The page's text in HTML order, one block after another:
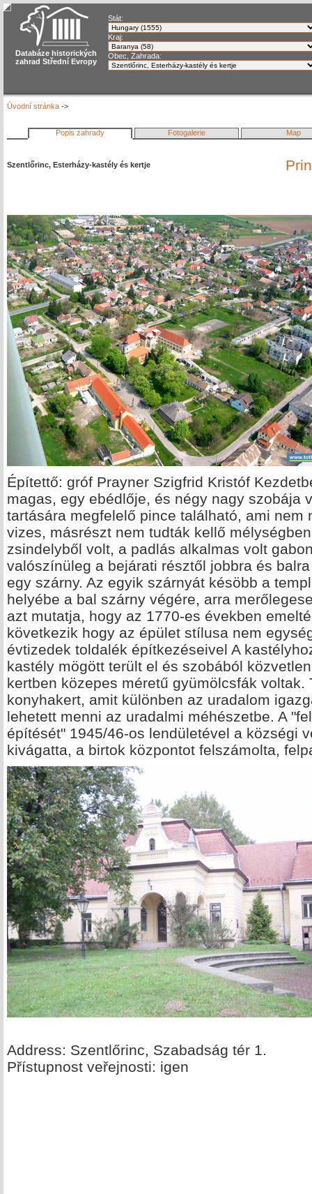
Databáze historických
zahrad Střední Evropy
Stát:
Kraj:
Obec, Zahrada:
Úvodní stránka ->
Popis zahrady Fotogalerie Map
Szentlőrinc, Esterházy-kastély és kertje
Építettő: gróf Prayner Szigfrid Kristóf
magas, egy ebédlője, és négy nagy szobája
tartására megfelelő pince található, ami nem
vizes, másrészt nem tudták kellő
zsindelyből volt, a padlás alkalmas volt
valószínüleg a bejárati résztől jobbra és
egy szárny. Az egyik szárnyát késöbb a
helyébe a bal szárny végére, arra
azt mutatja, hogy az 1770-es években
következik hogy az épület stílusa nem
évtizedek toldalék építkezéseivel A
kastély mögött terült el és szobából
kertben közepes méretű gyümölcsfák voltak.
konyhakert, amit különben az uradalom
lehetett menni az uradalmi méhészetbe. A
építését" 1945/46-os lendületével a községi
kivágatta, a birtok központot felszámolta,
Address: Szentlőrinc, Szabadság tér 1.
Přístupnost veřejnosti: igen